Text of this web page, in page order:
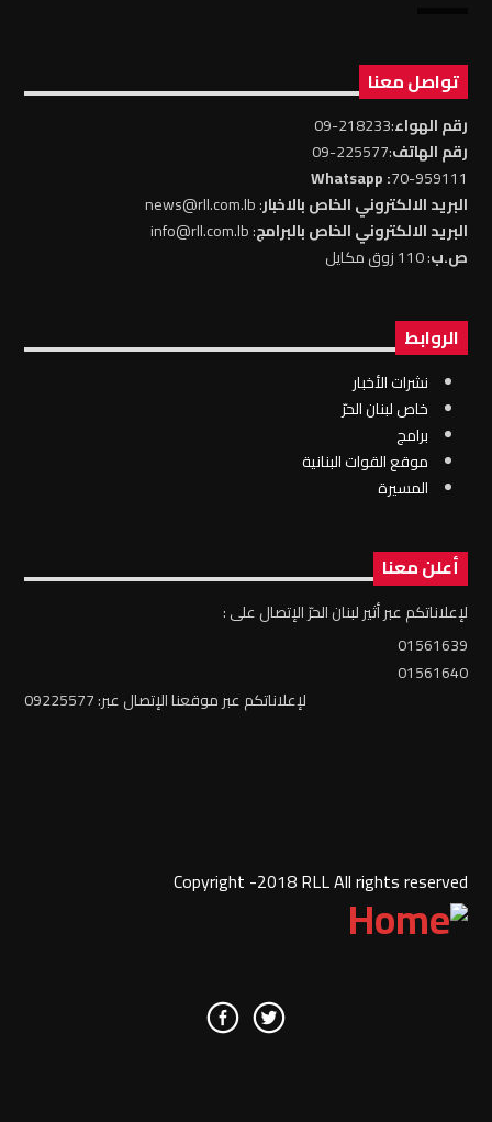
تواصل معنا
رقم الهواء:218233-09
رقم الهاتف:225577-09
70-959111
: Whatsapp
البريد الالكتروني الخاص بالاخبار: news@rll.com.lb
البريد الالكتروني الخاص بالبرامج: info@rll.com.lb
ص.ب: 110 زوق مكايل
الروابط
نشرات الأخبار
خاص لبنان الحرّ
برامج
موقع القوات البنانية
المسيرة
أعلن معنا
لإعلاناتكم عبر أثير لبنان الحرّ الإتصال على :
01561639
01561640
لإعلاناتكم عبر موقعنا الإتصال عبر: 09225577
Copyright -2018 RLL All rights reserved